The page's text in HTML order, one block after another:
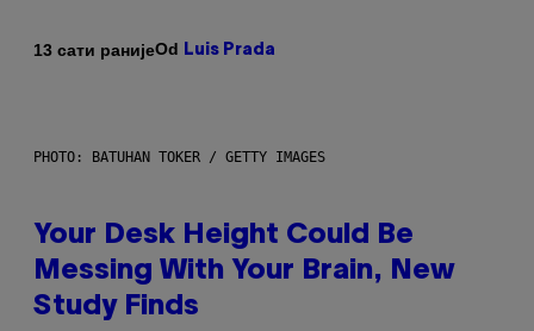
13 сати ранијеOd Luis Prada
PHOTO: BATUHAN TOKER / GETTY IMAGES
Your Desk Height Could Be
Messing With Your Brain, New
Study Finds